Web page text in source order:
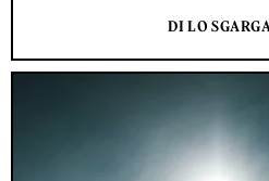
DI LO